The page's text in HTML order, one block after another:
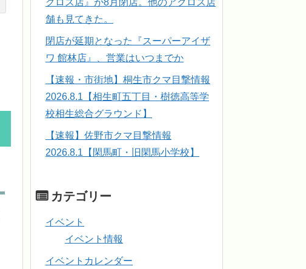
クロス店』が8月閉店。他のアクロス店
舗も見てきた。
閉店が延期となった『スーパーアイザ
ワ 館林店』、営業はいつまでか
【速報・市街地】桐生市クマ目撃情報
2026.8.1【相生町五丁目・樹徳高等学
校相生総合グラウンド】
【速報】佐野市クマ目撃情報
2026.8.1【閑馬町・旧閑馬小学校】
カテゴリー
イベント
イベント情報
イベントカレンダー